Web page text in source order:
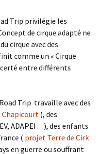
Trip privilégie les
de cirque adapté ne
cirque avec des
comme un « Cirque
entre différents
Trip travaille avec des
), des
ADAPEI…), des enfants
( projet Terre de Cirk
en guerre ou souffrant